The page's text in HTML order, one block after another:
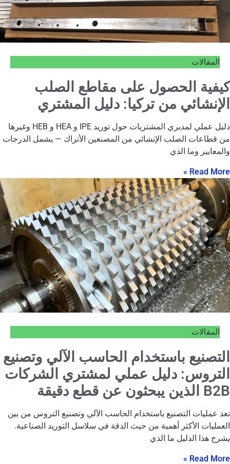
المقالات
كيفية الحصول على مقاطع الصلب
الإنشائي من تركيا: دليل المشتري
دليل عملي لمديري المشتريات حول توريد IPE و HEA و HEB وغيرها
من قطاعات الصلب الإنشائي من المصنعين الأتراك — يشمل الدرجات
والمعايير وما الذي
Read More »
المقالات
التصنيع باستخدام الحاسب الآلي وتصنيع
التروس: دليل عملي لمشتري الشركات
B2B الذين يبحثون عن قطع دقيقة
تعد عمليات التصنيع باستخدام الحاسب الآلي وتصنيع التروس من بين
العمليات الأكثر أهمية من حيث الدقة في سلاسل التوريد الصناعية.
يشرح هذا الدليل ما الذي
Read More »